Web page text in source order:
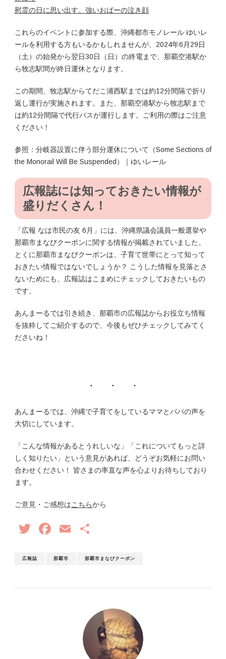
慰霊の日に思い出す。強いおばーの泣き顔
これらのイベントに参加する際、沖縄都市モノレール ゆいレ
ールを利用する方もいるかもしれませんが、2024年6月29日
（土）の始発から翌日30日（日）の終電まで、那覇空港駅か
ら牧志駅間が終日運休となります。
この期間、牧志駅からてだこ浦西駅までは約12分間隔で折り
返し運行が実施されます。また、那覇空港駅から牧志駅まで
は約12分間隔で代行バスが運行します。ご利用の際はご注意
ください！
参照：分岐器設置に伴う部分運休について（Some Sections of
the Monorail Will Be Suspended）｜ゆいレール
広報誌には知っておきたい情報が
盛りだくさん！
「広報 なは市民の友 6月」には、沖縄県議会議員一般選挙や
那覇市まなびクーポンに関する情報が掲載されていました。
とくに那覇市まなびクーポンは、子育て世帯にとって知って
おきたい情報ではないでしょうか？ こうした情報を見落とさ
ないためにも、広報誌はこまめにチェックしておきたいもの
です。
あんまーるでは引き続き、那覇市の広報誌からお役立ち情報
を抜粋してご紹介するので、今後もぜひチェックしてみてく
ださいね！
あんまーるでは、沖縄で子育てをしているママとパパの声を
大切にしています。
「こんな情報があるとうれしいな」「これについてもっと詳
しく知りたい」という意見があれば、どうぞお気軽にお問い
合わせください！ 皆さまの率直な声を心よりお待ちしており
ます。
ご意見・ご感想はこちらから
TwitterFacebook
Email
広報誌 那覇市 那覇市まなびクーポン